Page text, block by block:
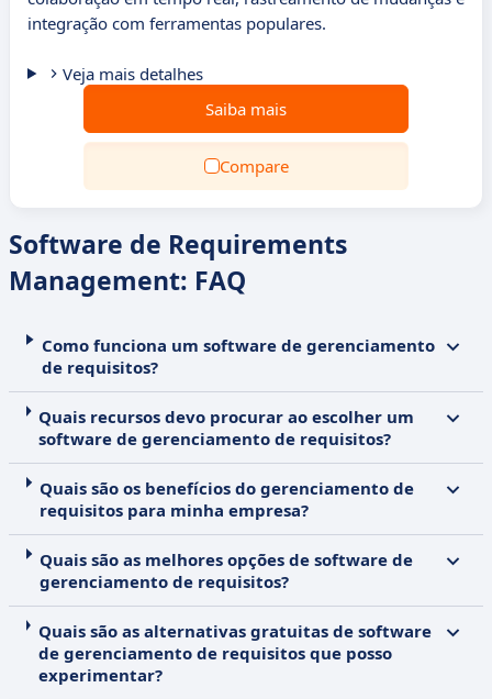
integração com ferramentas populares.
Veja mais detalhes
Saiba mais
Compare
Software de Requirements
Management: FAQ
Como funciona um software de gerenciamento
de requisitos?
Quais recursos devo procurar ao escolher um
software de gerenciamento de requisitos?
Quais são os benefícios do gerenciamento de
requisitos para minha empresa?
Quais são as melhores opções de software de
gerenciamento de requisitos?
Quais são as alternativas gratuitas de software
de gerenciamento de requisitos que posso
experimentar?